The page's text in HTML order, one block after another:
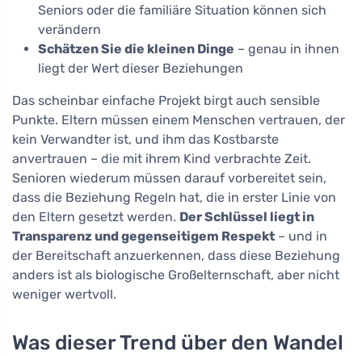
Seniors oder die familiäre Situation können sich
verändern
Schätzen Sie die kleinen Dinge – genau in ihnen
liegt der Wert dieser Beziehungen
Das scheinbar einfache Projekt birgt auch sensible
Punkte. Eltern müssen einem Menschen vertrauen, der
kein Verwandter ist, und ihm das Kostbarste
anvertrauen – die mit ihrem Kind verbrachte Zeit.
Senioren wiederum müssen darauf vorbereitet sein,
dass die Beziehung Regeln hat, die in erster Linie von
den Eltern gesetzt werden. Der Schlüssel liegt in
Transparenz und gegenseitigem Respekt – und in
der Bereitschaft anzuerkennen, dass diese Beziehung
anders ist als biologische Großelternschaft, aber nicht
weniger wertvoll.
Was dieser Trend über den Wandel